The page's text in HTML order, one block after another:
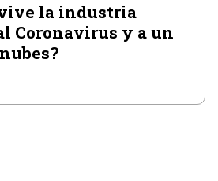
la industria
Coronavirus y a un